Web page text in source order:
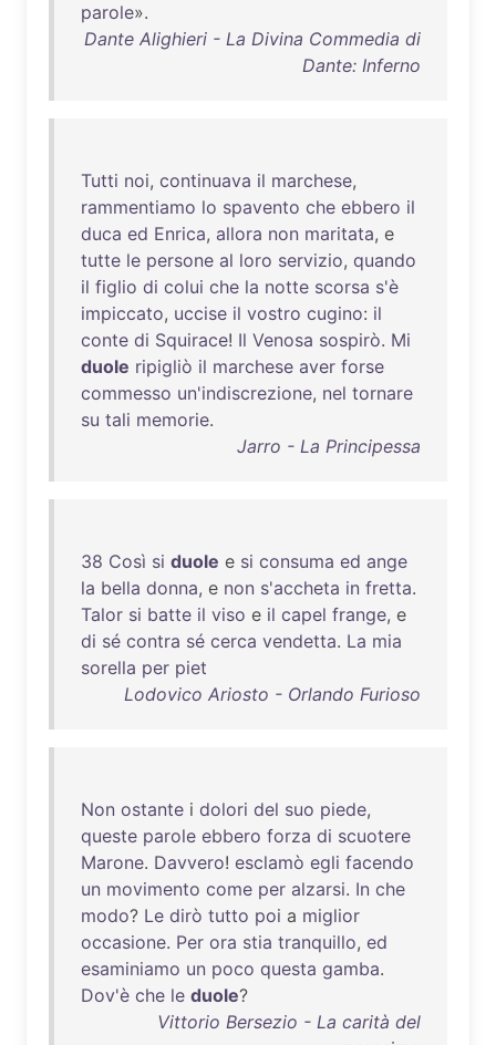
parole».
Dante Alighieri - La Divina Commedia di
Dante: Inferno
Tutti noi, continuava il marchese,
rammentiamo lo spavento che ebbero il
duca ed Enrica, allora non maritata, e
tutte le persone al loro servizio, quando
il figlio di colui che la notte scorsa s'è
impiccato, uccise il vostro cugino: il
conte di Squirace! Il Venosa sospirò. Mi
duole ripigliò il marchese aver forse
commesso un'indiscrezione, nel tornare
su tali memorie.
Jarro - La Principessa
38 Così si duole e si consuma ed ange
la bella donna, e non s'accheta in fretta.
Talor si batte il viso e il capel frange, e
di sé contra sé cerca vendetta. La mia
sorella per piet
Lodovico Ariosto - Orlando Furioso
Non ostante i dolori del suo piede,
queste parole ebbero forza di scuotere
Marone. Davvero! esclamò egli facendo
un movimento come per alzarsi. In che
modo? Le dirò tutto poi a miglior
occasione. Per ora stia tranquillo, ed
esaminiamo un poco questa gamba.
Dov'è che le duole?
Vittorio Bersezio - La carità del